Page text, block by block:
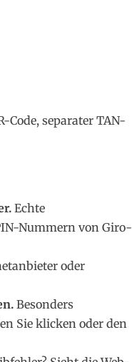
Code, separater TAN-
Echte
Nummern von Giro-
oder
Besonders
Sie klicken oder den